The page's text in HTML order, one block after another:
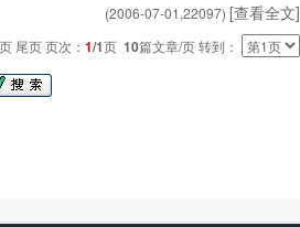
(2006-07-01,22097) [查看全文]
尾页 页次： 1/1页 10篇文章/页 转到：